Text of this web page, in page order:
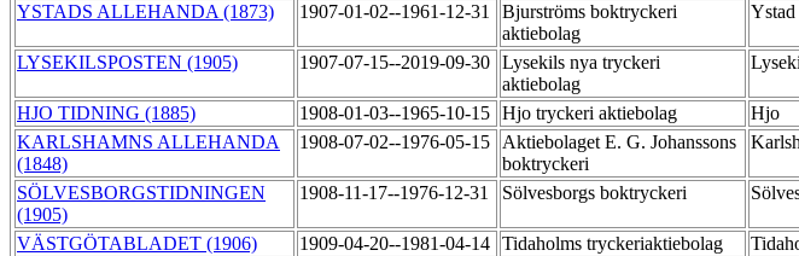
YSTADS ALLEHANDA (1873) 1907-01-02--1961-12-31
Bjurströms boktryckeri
aktiebolag
Ystad
LYSEKILSPOSTEN (1905) 1907-07-15--2019-09-30 Lysekils nya tryckeri
aktiebolag
HJO TIDNING (1885) 1908-01-03--1965-10-15 Hjo tryckeri aktiebolag Hjo
KARLSHAMNS ALLEHANDA
(1848)
1908-07-02--1976-05-15
Aktiebolaget E. G. Johanssons
boktryckeri
SÖLVESBORGSTIDNINGEN
(1905)
1908-11-17--1976-12-31 Sölvesborgs boktryckeri
VÄSTGÖTABLADET (1906) 1909-04-20--1981-04-14 Tidaholms tryckeriaktiebolag